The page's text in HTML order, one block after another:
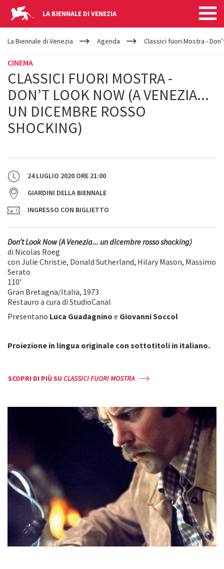
LA BIENNALE DI VENEZIA
YOUR
ARE
La Biennale di Venezia Agenda Classici fuori Mostra -
CINEMA
CLASSICI FUORI MOSTRA -
DON’T LOOK NOW (A VENEZIA...
UN DICEMBRE ROSSO
SHOCKING)
24 LUGLIO 2020 ORE 21:00
GIARDINI DELLA BIENNALE
INGRESSO CON BIGLIETTO
Don’t Look Now (A Venezia... un dicembre rosso shocking)
di Nicolas Roeg
con Julie Christie, Donald Sutherland, Hilary Mason, Massimo
Serato
110’
Gran Bretagna/Italia, 1973
Restauro a cura di StudioCanal
Presentano Luca Guadagnino e Giovanni Soccol
Proiezione in lingua originale con sottotitoli in italiano.
SCOPRI DI PIÙ SU CLASSICI FUORI MOSTRA